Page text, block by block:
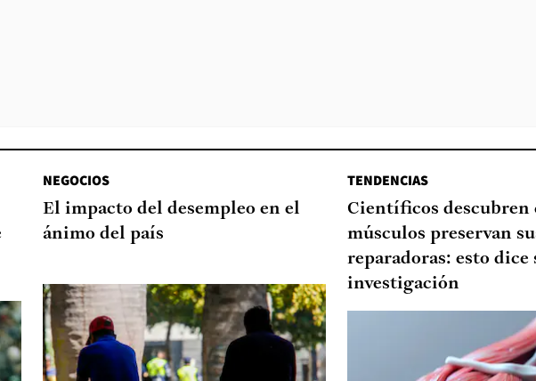
NEGOCIOS
El impacto del desempleo en el
ánimo del país
TENDENCIAS
Científicos descubren
músculos preservan
reparadoras: esto dice
investigación